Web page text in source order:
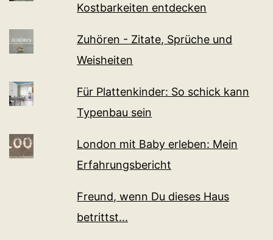
Kostbarkeiten entdecken
Zuhören - Zitate, Sprüche und
Weisheiten
Für Plattenkinder: So schick kann
Typenbau sein
London mit Baby erleben: Mein
Erfahrungsbericht
Freund, wenn Du dieses Haus
betrittst...